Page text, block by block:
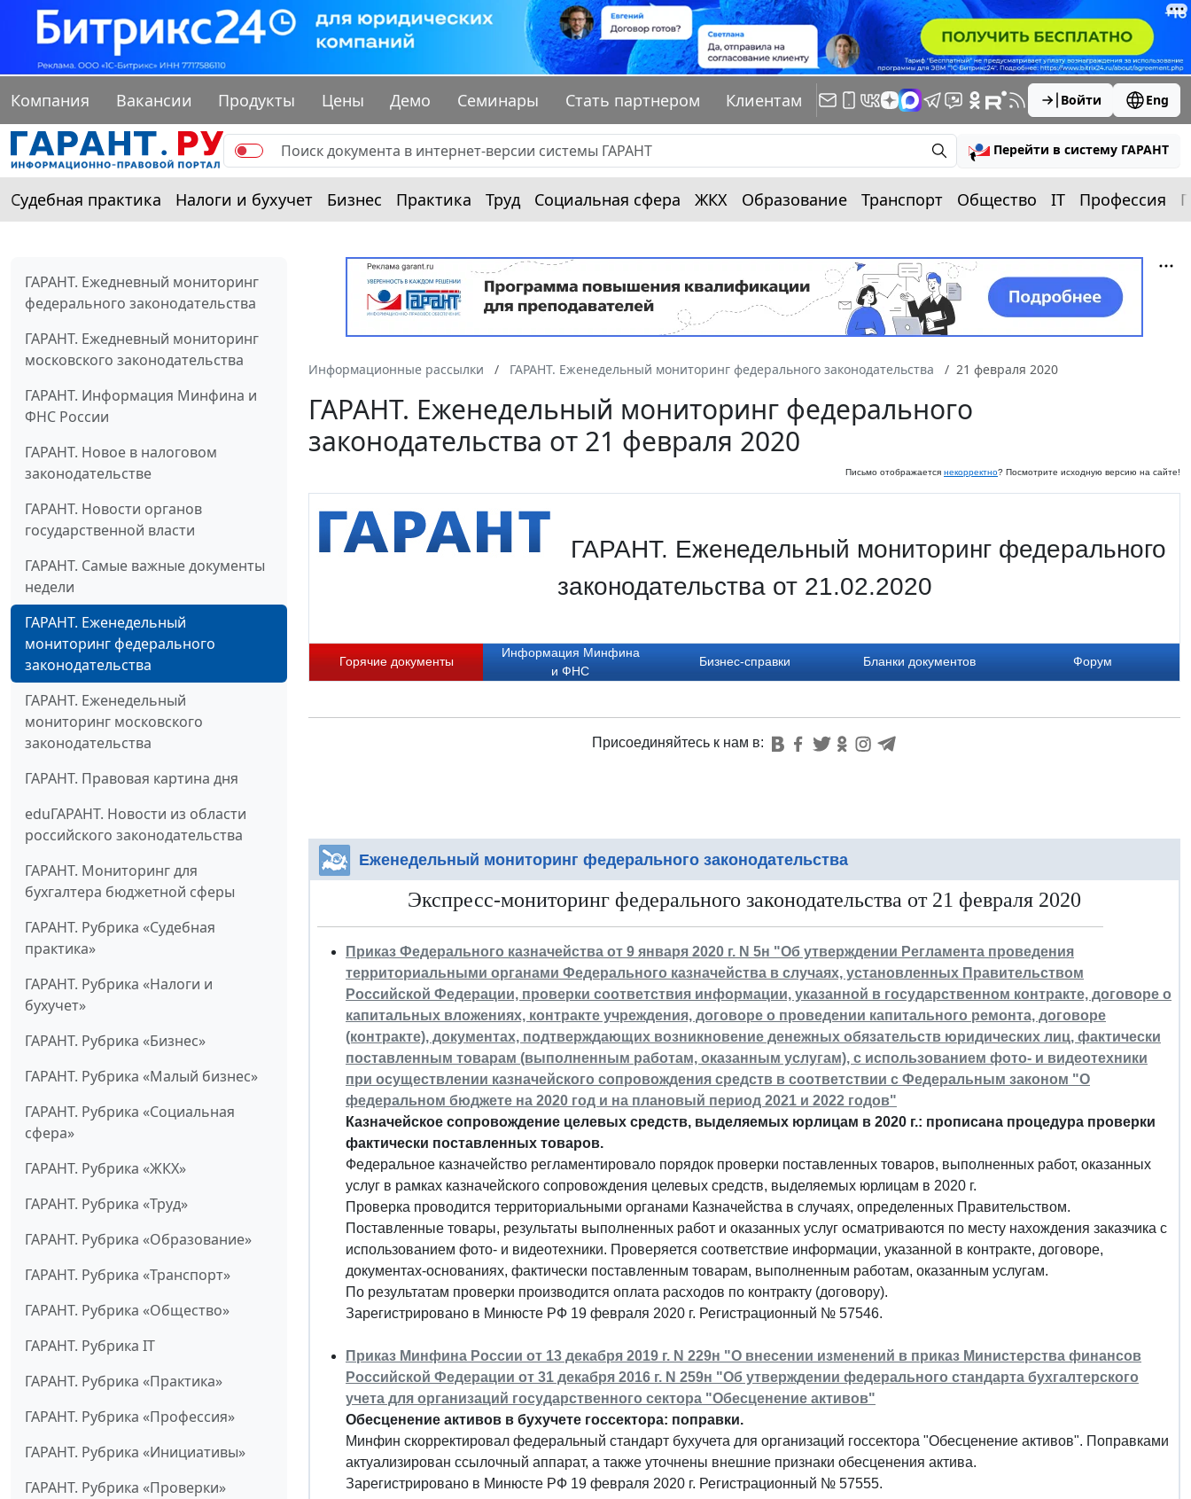
Компания Вакансии Продукты Цены Демо Семинары Стать партнером Клиентам Войти Eng
Перейти в систему ГАРАНТ
Судебная практика Налоги и бухучет Бизнес Практика Труд Социальная сфера ЖКХ Образование Транспорт Общество IT Профессия
ГАРАНТ. Ежедневный мониторинг
федерального законодательства
ГАРАНТ. Ежедневный мониторинг
московского законодательства
ГАРАНТ. Информация Минфина и
ФНС России
ГАРАНТ. Новое в налоговом
законодательстве
ГАРАНТ. Новости органов
государственной власти
ГАРАНТ. Самые важные документы
недели
ГАРАНТ. Еженедельный
мониторинг федерального
законодательства
ГАРАНТ. Еженедельный
мониторинг московского
законодательства
ГАРАНТ. Правовая картина дня
eduГАРАНТ. Новости из области
российского законодательства
ГАРАНТ. Мониторинг для
бухгалтера бюджетной сферы
ГАРАНТ. Рубрика «Судебная
практика»
ГАРАНТ. Рубрика «Налоги и
бухучет»
ГАРАНТ. Рубрика «Бизнес»
ГАРАНТ. Рубрика «Малый бизнес»
ГАРАНТ. Рубрика «Социальная
сфера»
ГАРАНТ. Рубрика «ЖКХ»
ГАРАНТ. Рубрика «Труд»
ГАРАНТ. Рубрика «Образование»
ГАРАНТ. Рубрика «Транспорт»
ГАРАНТ. Рубрика «Общество»
ГАРАНТ. Рубрика IT
ГАРАНТ. Рубрика «Практика»
ГАРАНТ. Рубрика «Профессия»
ГАРАНТ. Рубрика «Инициативы»
ГАРАНТ. Рубрика «Проверки»
Информационные рассылки ГАРАНТ. Еженедельный мониторинг федерального законодательства 21 февраля 2020
ГАРАНТ. Еженедельный мониторинг федерального
законодательства от 21 февраля 2020
Письмо отображается некорректно? Посмотрите исходную версию на сайте!
ГАРАНТ. Еженедельный мониторинг федерального
законодательства от 21.02.2020
Горячие документы
Информация Минфина
и ФНС
Бизнес-справки Бланки документов Форум
Присоединяйтесь к нам в:
Еженедельный мониторинг федерального законодательства
Экспресс-мониторинг федерального законодательства от 21 февраля 2020
Приказ Федерального казначейства от 9 января 2020 г. N 5н "Об утверждении Регламента проведения
территориальными органами Федерального казначейства в случаях, установленных Правительством
Российской Федерации, проверки соответствия информации, указанной в государственном контракте, договоре о
капитальных вложениях, контракте учреждения, договоре о проведении капитального ремонта, договоре
(контракте), документах, подтверждающих возникновение денежных обязательств юридических лиц, фактически
поставленным товарам (выполненным работам, оказанным услугам), с использованием фото- и видеотехники
при осуществлении казначейского сопровождения средств в соответствии с Федеральным законом "О
федеральном бюджете на 2020 год и на плановый период 2021 и 2022 годов"
Казначейское сопровождение целевых средств, выделяемых юрлицам в 2020 г.: прописана процедура проверки
фактически поставленных товаров.
Федеральное казначейство регламентировало порядок проверки поставленных товаров, выполненных работ, оказанных
услуг в рамках казначейского сопровождения целевых средств, выделяемых юрлицам в 2020 г.
Проверка проводится территориальными органами Казначейства в случаях, определенных Правительством.
Поставленные товары, результаты выполненных работ и оказанных услуг осматриваются по месту нахождения заказчика с
использованием фото- и видеотехники. Проверяется соответствие информации, указанной в контракте, договоре,
документах-основаниях, фактически поставленным товарам, выполненным работам, оказанным услугам.
По результатам проверки производится оплата расходов по контракту (договору).
Зарегистрировано в Минюсте РФ 19 февраля 2020 г. Регистрационный № 57546.
Приказ Минфина России от 13 декабря 2019 г. N 229н "О внесении изменений в приказ Министерства финансов
Российской Федерации от 31 декабря 2016 г. N 259н "Об утверждении федерального стандарта бухгалтерского
учета для организаций государственного сектора "Обесценение активов"
Обесценение активов в бухучете госсектора: поправки.
Минфин скорректировал федеральный стандарт бухучета для организаций госсектора "Обесценение активов". Поправками
актуализирован ссылочный аппарат, а также уточнены внешние признаки обесценения актива.
Зарегистрировано в Минюсте РФ 19 февраля 2020 г. Регистрационный № 57555.